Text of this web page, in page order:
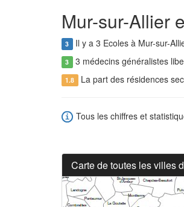
Mur-sur-Allier
3 Il y a 3 Ecoles à Mur-sur-
3 3 médecins généralistes
1.8 La part des résidences
Tous les chiffres et
Carte de toutes les villes